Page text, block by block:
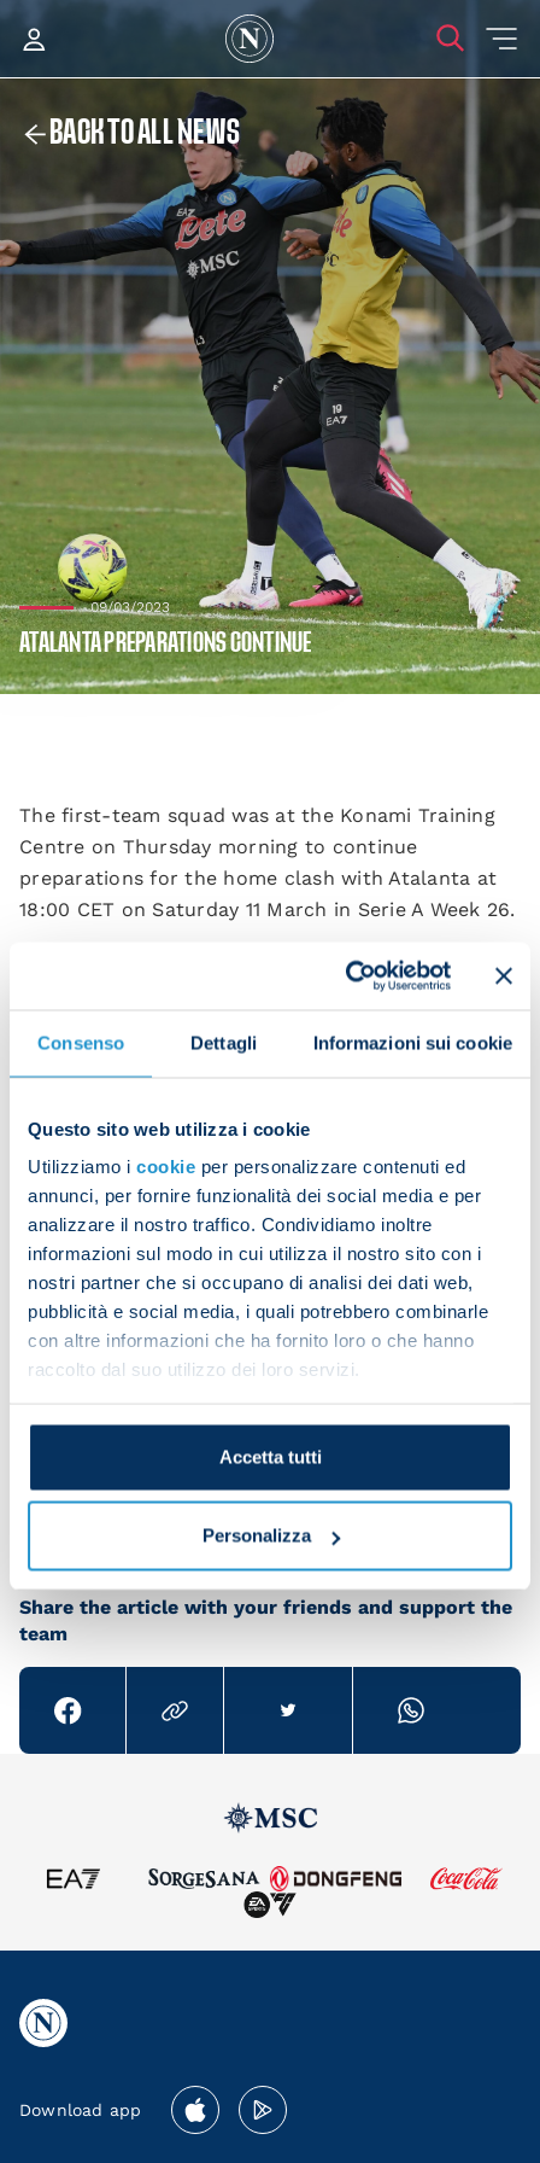
Consenso Dettagli Informazioni sui cookie
Questo sito web utilizza i cookie
Utilizziamo i cookie per personalizzare contenuti ed
annunci, per fornire funzionalità dei social media e per
analizzare il nostro traffico. Condividiamo inoltre
informazioni sul modo in cui utilizza il nostro sito con i
nostri partner che si occupano di analisi dei dati web,
pubblicità e social media, i quali potrebbero combinarle
con altre informazioni che ha fornito loro o che hanno
raccolto dal suo utilizzo dei loro servizi.
Accetta tutti
Personalizza
BACK TO ALL NEWS
09/03/2023
ATALANTA PREPARATIONS CONTINUE
The first-team squad was at the Konami Training
Centre on Thursday morning to continue
preparations for the home clash with Atalanta at
18:00 CET on Saturday 11 March in Serie A Week 26.
rondos.
The players then took part in a small-sided game
and worked on tactics.
Set-piece drills were the final item on the agenda.
Jack Raspadori trained individually on the pitch.
Share the article with your friends and support the
team
Download app